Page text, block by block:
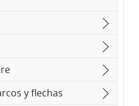
y flechas